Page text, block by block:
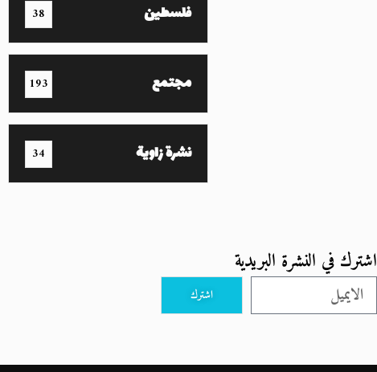
فلسطين 38
مجتمع 193
نشرة زاوية 34
اشترك في النشرة البريدية
اشترك